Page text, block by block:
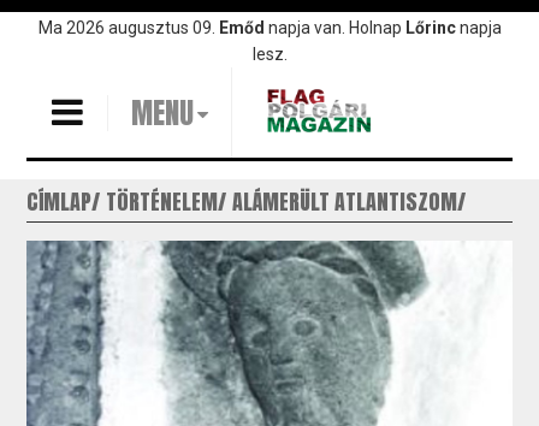
UgrásMa 2026 augusztus 09. Emőd napja van. Holnap Lőrincnapja
lesz.
MENU
CÍMLAP TÖRTÉNELEM ALÁMERÜLT ATLANTISZOM